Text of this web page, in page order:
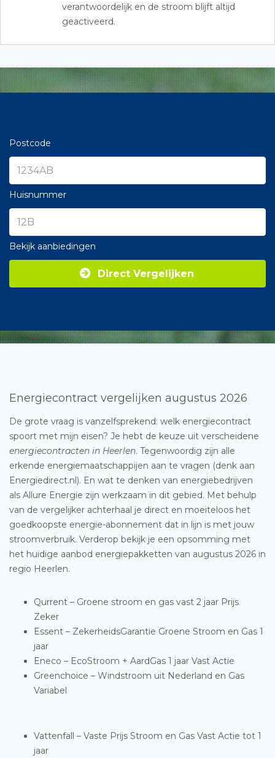
verantwoordelijk en de stroom blijft altijd
geactiveerd.
Postcode
Huisnummer
Bekijk aanbiedingen
Direct Vergelijken
Energiecontract vergelijken augustus 2026
De grote vraag is vanzelfsprekend: welk energiecontract
spoort met mijn eisen? Je hebt de keuze uit verscheidene
energiecontracten in Heerlen. Tegenwoordig zijn alle
erkende energiemaatschappijen aan te vragen (denk aan
Energiedirect.nl). En wat te denken van energiebedrijven
als Allure Energie zijn werkzaam in dit gebied. Met behulp
van de vergelijker achterhaal je direct en moeiteloos het
goedkoopste energie-abonnement dat in lijn is met jouw
stroomverbruik. Verderop bekijk je een opsomming met
het huidige aanbod energiepakketten van augustus 2026 in
regio Heerlen.
Qurrent – Groene stroom en gas vast 2 jaar Prijs
Zeker
Essent – ZekerheidsGarantie Groene Stroom en Gas 1
jaar
Eneco – EcoStroom + AardGas 1 jaar Vast Actie
Greenchoice – Windstroom uit Nederland en Gas
Variabel
Vattenfall – Vaste Prijs Stroom en Gas Vast Actie tot 1
jaar